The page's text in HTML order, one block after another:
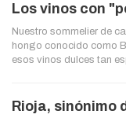
Los vinos con
Nuestro sommelier de
hongo conocido como
esos vinos dulces tan
Rioja, sinónimo